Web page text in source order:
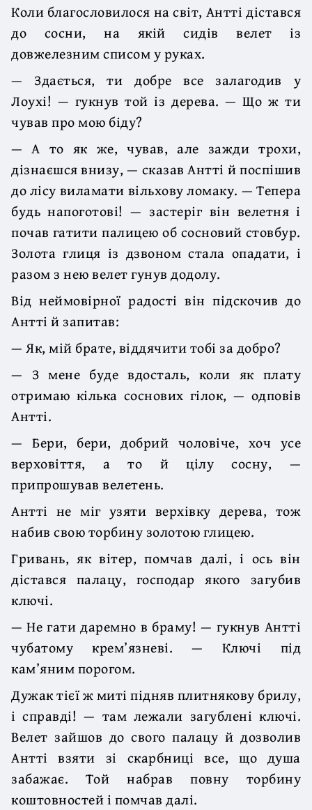
Коли благословилося на світ, Антті дістався
до сосни, на якій сидів велет із
довжелезним списом у руках.
— Здається, ти добре все залагодив у
Лоухі! — гукнув той із дерева. — Що ж ти
чував про мою біду?
— А то як же, чував, але зажди трохи,
дізнаєшся внизу, — сказав Антті й поспішив
до лісу виламати вільхову ломаку. — Тепера
будь напоготові! — застеріг він велетня і
почав гатити палицею об сосновий стовбур.
Золота глиця із дзвоном стала опадати, і
разом з нею велет гунув додолу.
Від неймовірної радості він підскочив до
Антті й запитав:
— Як, мій брате, віддячити тобі за добро?
— З мене буде вдосталь, коли як плату
отримаю кілька соснових гілок, — одповів
Антті.
— Бери, бери, добрий чоловіче, хоч усе
верховіття, а то й цілу сосну, —
припрошував велетень.
Антті не міг узяти верхівку дерева, тож
набив свою торбину золотою гли­цею.
Гривань, як вітер, помчав далі, і ось він
дістався палацу, господар якого загубив
ключі.
— Не гати даремно в браму! — гукнув Антті
чубатому крем’язневі. — Ключі під
кам’яним порогом.
Дужак тієї ж миті підняв плитнякову брилу,
і справді! — там лежали загуб­лені ключі.
Велет зайшов до свого палацу й дозволив
Антті взяти зі скарб­ниці все, що душа
забажає. Той набрав повну торбину
коштовностей і помчав далі.